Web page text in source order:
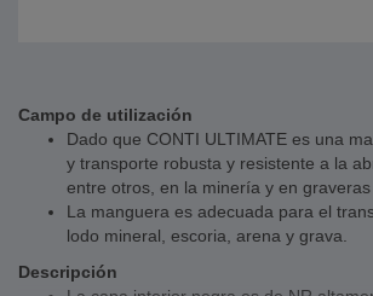
Campo de utilización
Dado que CONTI ULTIMATE es una
y transporte robusta y resistente a la
entre otros, en la minería y en graveras
La manguera es adecuada para el
lodo mineral, escoria, arena y grava.
Descripción